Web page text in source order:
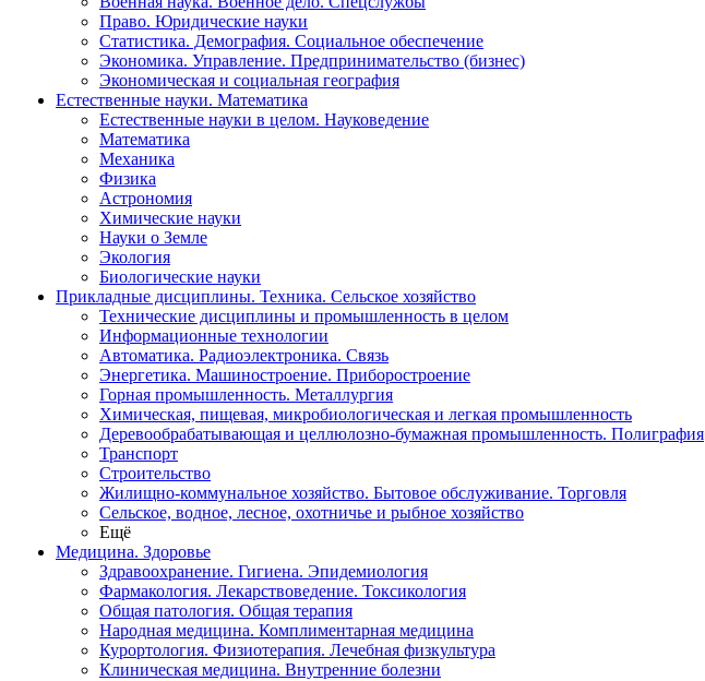
Право. Юридические науки
Статистика. Демография. Социальное обеспечение
Экономика. Управление. Предпринимательство (бизнес)
Экономическая и социальная география
Естественные науки. Математика
Естественные науки в целом. Науковедение
Математика
Механика
Физика
Астрономия
Химические науки
Науки о Земле
Экология
Биологические науки
Прикладные дисциплины. Техника. Сельское хозяйство
Технические дисциплины и промышленность в целом
Информационные технологии
Автоматика. Радиоэлектроника. Связь
Энергетика. Машиностроение. Приборостроение
Горная промышленность. Металлургия
Химическая, пищевая, микробиологическая и легкая промышленность
Деревообрабатывающая и целлюлозно-бумажная промышленность. Полиграфия
Транспорт
Строительство
Жилищно-коммунальное хозяйство. Бытовое обслуживание. Торговля
Сельское, водное, лесное, охотничье и рыбное хозяйство
Ещё
Медицина. Здоровье
Здравоохранение. Гигиена. Эпидемиология
Фармакология. Лекарствоведение. Токсикология
Общая патология. Общая терапия
Народная медицина. Комплиментарная медицина
Курортология. Физиотерапия. Лечебная физкультура
Клиническая медицина. Внутренние болезни